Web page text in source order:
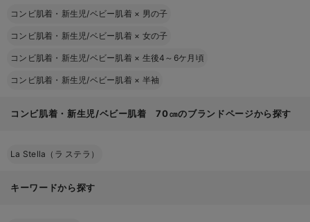
コンビ肌着・新生児/ベビー肌着 × 男の子
コンビ肌着・新生児/ベビー肌着 × 女の子
コンビ肌着・新生児/ベビー肌着 × 生後4～6ケ月頃
コンビ肌着・新生児/ベビー肌着 × 半袖
コンビ肌着・新生児/ベビー肌着 70㎝のブランドページから探す
La Stella（ラ ステラ）
キーワードから探す